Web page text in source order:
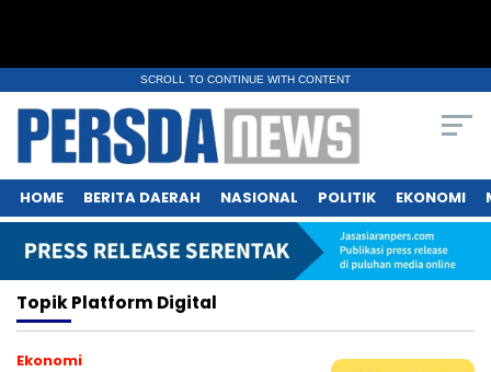
SCROLL TO CONTINUE WITH CONTENT
HOME BERITA DAERAH NASIONAL POLITIK EKONOMI
TopikPlatform Digital
Ekonomi